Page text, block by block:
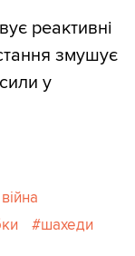
реактивні
змушує
у
шахеди